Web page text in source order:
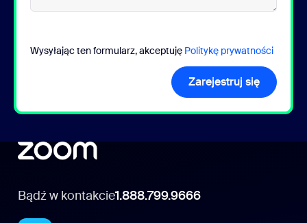
Wysyłając ten formularz, akceptuję Politykę prywatności
Zarejestruj się
Bądź w kontakcie1.888.799.9666